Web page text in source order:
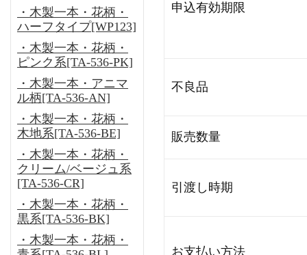
・木製一本・花柄・
ハーフタイプ[WP123]
・木製一本・花柄・
ピンク系[TA-536-PK]
・木製一本・アニマ
ル柄[TA-536-AN]
・木製一本・花柄・
木地系[TA-536-BE]
・木製一本・花柄・
クリーム/ベージュ系
[TA-536-CR]
・木製一本・花柄・
黒系[TA-536-BK]
・木製一本・花柄・
申込有効期限
不良品
販売数量
引渡し時期
お支払い方法